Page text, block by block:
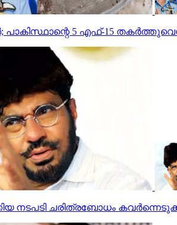
പാകിസ്ഥാന്റെ 5 എഫ്-15
നടപടി ചരിത്രബോധം